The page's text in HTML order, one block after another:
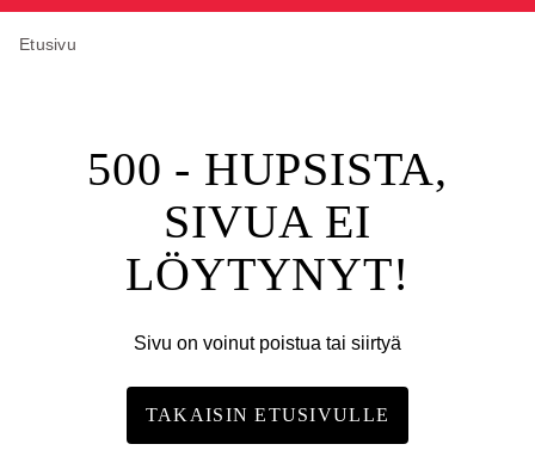
Etusivu
500 - HUPSISTA,
SIVUA EI
LÖYTYNYT!
Sivu on voinut poistua tai siirtyä
TAKAISIN ETUSIVULLE